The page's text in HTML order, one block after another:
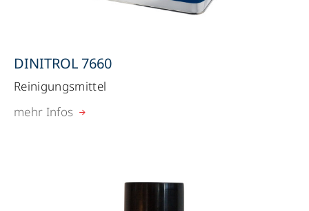
DINITROL 7660
Reinigungsmittel
mehr Infos